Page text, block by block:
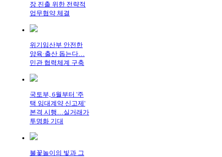
장 진출 위한 전략적
업무협약 체결
위기임산부 안전한
양육·출산 돕는다…
민관 협력체계 구축
국토부, 6월부터 '주
택 임대계약 신고제'
본격 시행…실거래가
투명화 기대
불꽃놀이의 빛과 그